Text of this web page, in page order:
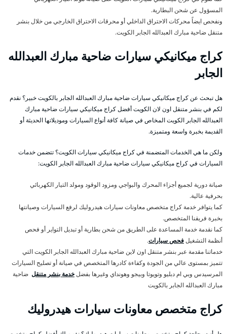
المسؤول عن شحن البطارية.
ونفحص ايضاً محركات الاحتراق الداخلي أو محرقات الاحتراق الخارجي من خلال بنشر
متنقل ضاحية مبارك العبدالله الجابر الكويت.
كراج ميكانيكي سيارات ضاحية مبارك العبدالله
الجابر
هل تبحث عن كراج ميكانيكي سيارات ضاحية مبارك العبدالله الجابر بالكويت خبير؟ نقدم
لكم في بنشر متنقل اون لان الكويت أفضل كراج ميكانيكي سيارات ضاحية مبارك
العبدالله الجابر الكويت المخاص في صيانة كافة أنواع السيارات وموديلاتها الحديثة أو
القديمة بخبرة واسعة ومتميزة.
ولكن ما هي الخدمات المتضمنة في كراج ميكانيكي سيارات الكويت؟ تتضمن خدمات
السيارات في كراج ميكانيكي سيارات ضاحية مبارك العبدالله الجابر الكويت:
صيانة دورية لجميع أجزاء المحرك والبواجي ومزود الوقود ومولد التيار الكهربائي
بحرفية عالية.
كما يتوافر خدمة كراج متخصص معاونات سيارات هيدروليك لرفع السيارات وصيانتها
بخبرة فريقنا المتخصص.
كما نقدمة خدمة المساعدة على الطريق من شحن بطارية أو تبديل التواير أو فحص
أنظمة التشغيلفحص سيارات.
خدماتنا مقدمة عبر بنشر متنقل اون لاين ضاحية مبارك العبدالله الجابر الكويت التي
تتميز بمستوى عالي من الجودة وكفاءة كادرها المتخصص في صيانة أو تصليح السيارات
المرسيدس وبي ام دبليو وتويوتا وبيجو وهونداي وغيرها بفضلخدمة بنشر متنقل ضاحية
مبارك العبدالله الجابر بالكويت
كراج متخصص معاونات سيارات هيدروليك